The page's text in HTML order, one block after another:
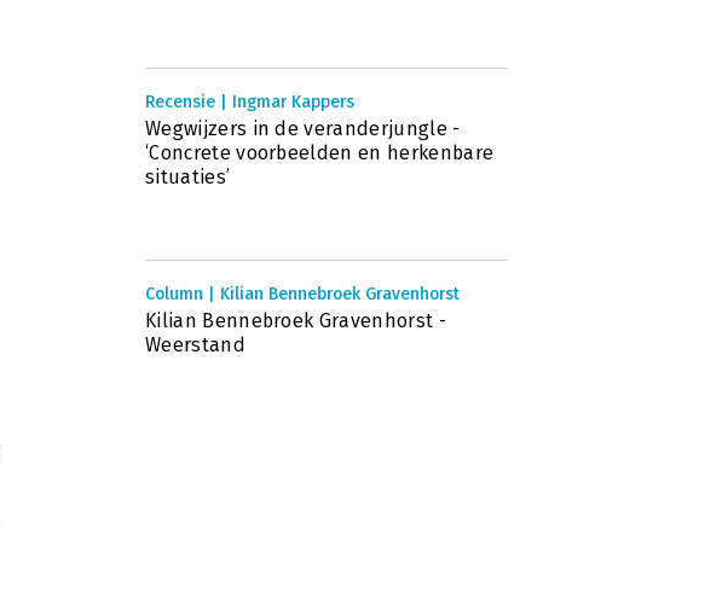
Recensie | Ingmar Kappers
Wegwijzers in de veranderjungle -
‘Concrete voorbeelden en herkenbare
situaties’
Column | Kilian Bennebroek Gravenhorst
Kilian Bennebroek Gravenhorst -
Weerstand